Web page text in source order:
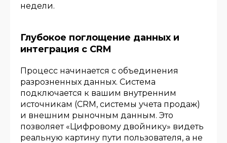
недели.
Глубокое поглощение данных и
интеграция с CRM
Процесс начинается с объединения
разрозненных данных. Система
подключается к вашим внутренним
источникам (CRM, системы учета продаж)
и внешним рыночным данным. Это
позволяет «Цифровому двойнику» видеть
реальную картину пути пользователя, а не